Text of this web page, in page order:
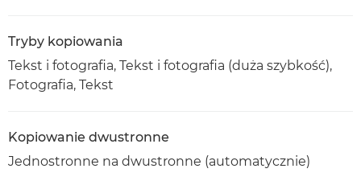
Tryby kopiowania
Tekst i fotografia, Tekst i fotografia (duża szybkość),
Fotografia, Tekst
Kopiowanie dwustronne
Jednostronne na dwustronne (automatycznie)